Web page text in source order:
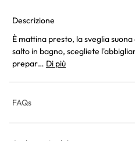
Descrizione
È mattina presto, la sveglia
salto in bagno, scegliete
prepar… Di più
FAQs